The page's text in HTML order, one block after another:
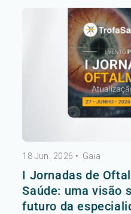
18 Jun. 2026 • Gaia
I Jornadas de
Saúde: uma visão
futuro da